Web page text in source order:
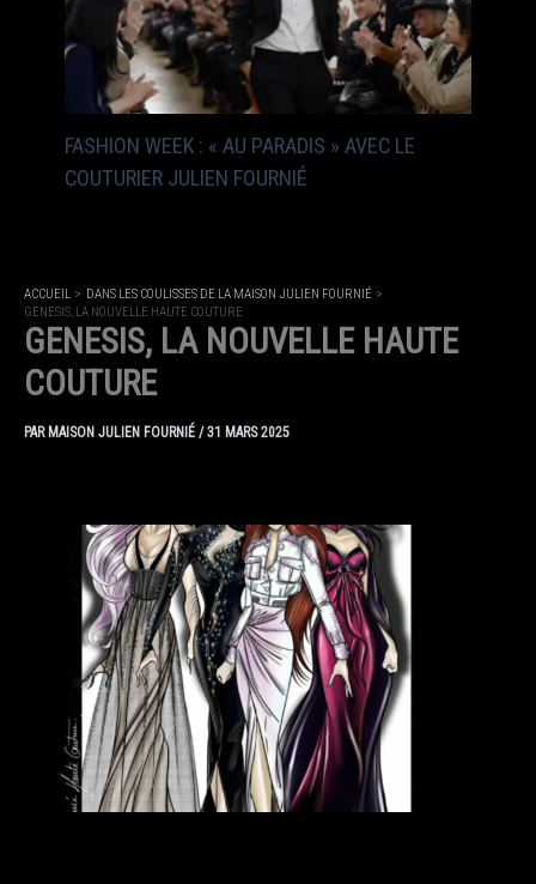
FASHION WEEK : « AU PARADIS » AVEC LE
COUTURIER JULIEN FOURNIÉ
ACCUEIL
DANS LES COULISSES DE LA MAISON JULIEN FOURNIÉ
GENESIS, LA NOUVELLE HAUTE COUTURE
GENESIS, LA NOUVELLE HAUTE
COUTURE
PAR MAISON JULIEN FOURNIÉ /31 MARS 2025